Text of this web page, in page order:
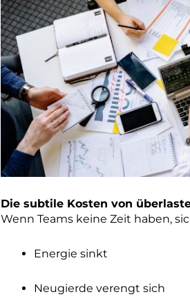
Die subtile Kosten von
Wenn Teams keine Zeit haben,
Energie sinkt
Neugierde verengt sich